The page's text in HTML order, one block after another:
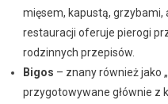
mięsem, kapustą, grzybami,
restauracji oferuje pierogi
rodzinnych przepisów.
Bigos – znany również jako
przygotowywane głównie z